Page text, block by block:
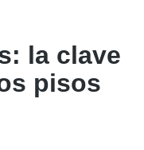
la clave
pisos